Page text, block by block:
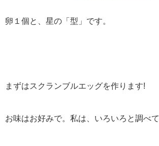
卵１個と、星の「型」です。
まずはスクランブルエッグを作ります!
お味はお好みで。私は、いろいろと調べて